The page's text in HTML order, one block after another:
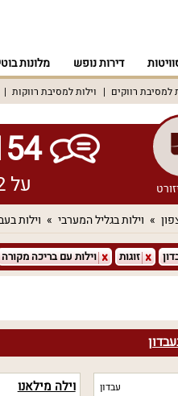
דירות נופש מלונות
למסיבת רווקים וילות למסיבת רווקות
16,154
על 392 מקומות אירוח שונים ברחבי הארץ
וילות בגליל המערבי וילות
זוגות וילות עם בריכה מקורה
עבדון וילה מילאנו